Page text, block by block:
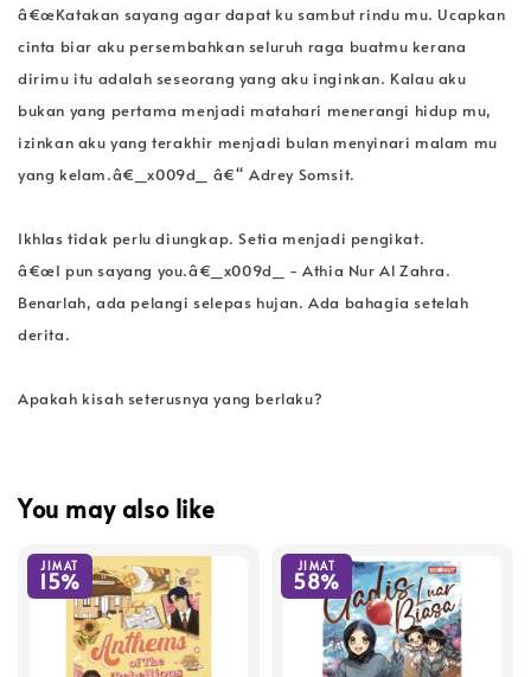
â€œKatakan sayang agar dapat ku sambut rindu mu. Ucapkan
cinta biar aku persembahkan seluruh raga buatmu kerana
dirimu itu adalah seseorang yang aku inginkan. Kalau aku
bukan yang pertama menjadi matahari menerangi hidup mu,
izinkan aku yang terakhir menjadi bulan menyinari malam mu
yang kelam.â€_x009d_ â€“ Adrey Somsit.
Ikhlas tidak perlu diungkap. Setia menjadi pengikat.
â€œI pun sayang you.â€_x009d_ - Athia Nur Al Zahra.
Benarlah, ada pelangi selepas hujan. Ada bahagia setelah
derita.
Apakah kisah seterusnya yang berlaku?
You may also like
JIMAT
15%
JIMAT
58%